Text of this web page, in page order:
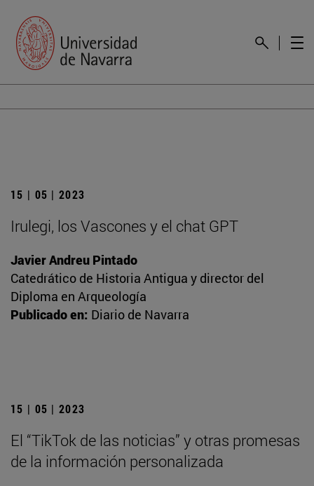
15 | 05 | 2023
Irulegi, los Vascones y el chat GPT
Javier Andreu Pintado
Catedrático de Historia Antigua y director del
Diploma en Arqueología
Publicado en: Diario de Navarra
15 | 05 | 2023
El “TikTok de las noticias” y otras promesas
de la información personalizada